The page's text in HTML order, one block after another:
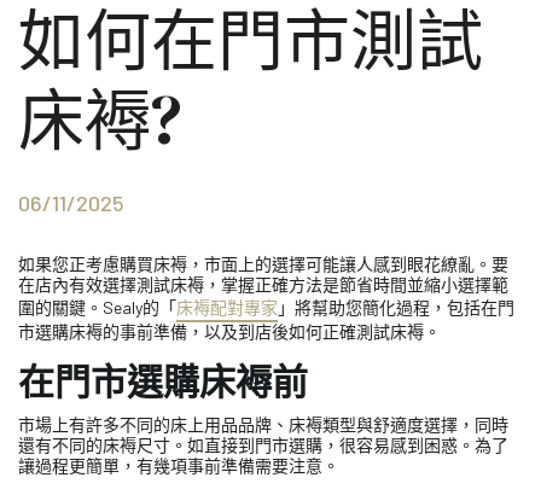
如何在門市測試
床褥?
06/11/2025
如果您正考慮購買床褥，市面上的選擇可能讓人感到眼花繚亂。要
在店內有效選擇測試床褥，掌握正確方法是節省時間並縮小選擇範
圍的關鍵。Sealy的「床褥配對專家 」將幫助您簡化過程，包括在門
市選購床褥的事前準備，以及到店後如何正確測試床褥。
在門市選購床褥前
市場上有許多不同的床上用品品牌、床褥類型與舒適度選擇，同時
還有不同的床褥尺寸。如直接到門市選購，很容易感到困惑。為了
讓過程更簡單，有幾項事前準備需要注意。